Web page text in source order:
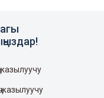
жазылуучу